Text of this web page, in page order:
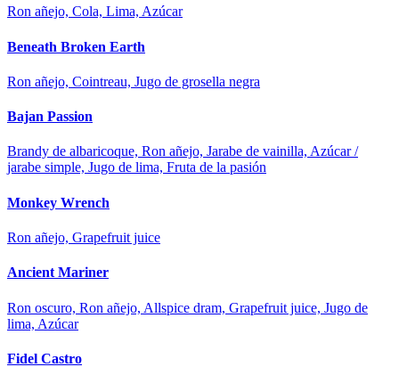
Ron añejo, Cola, Lima, Azúcar
Beneath Broken Earth
Ron añejo, Cointreau, Jugo de grosella negra
Bajan Passion
Brandy de albaricoque, Ron añejo, Jarabe de vainilla, Azúcar /
jarabe simple, Jugo de lima, Fruta de la pasión
Monkey Wrench
Ron añejo, Grapefruit juice
Ancient Mariner
Ron oscuro, Ron añejo, Allspice dram, Grapefruit juice, Jugo de
lima, Azúcar
Fidel Castro